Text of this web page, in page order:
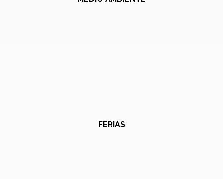
FERIAS